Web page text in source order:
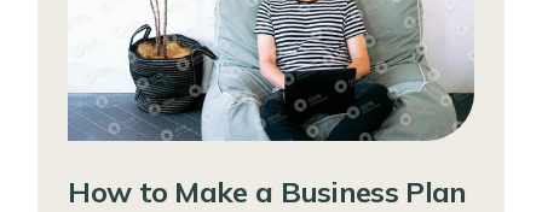
How to Make a Business Plan